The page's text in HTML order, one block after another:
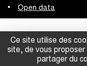
Ce site utilise des
site, de vous
partager du
Open data